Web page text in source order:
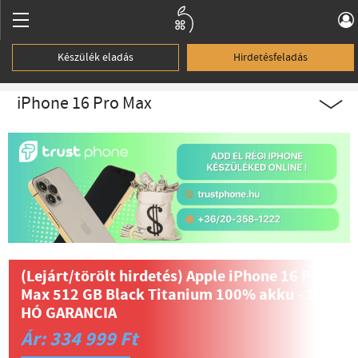
Készülék eladás Hirdetésfeladás
iPhone 16 Pro Max
(Lejárt/törölt hirdetés)Apple iPhone 16 Pro
Max 512 GB Black Titanium 100% akku - 12
HÓ GARANCIA
Ár: 334 999 Ft